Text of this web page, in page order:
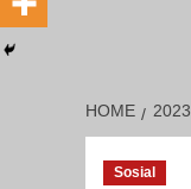
HOME 2023
Sosial